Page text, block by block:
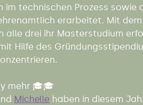
im technischen Prozess
erarbeitet. Mit
alle drei ihr Masterstudium
Hilfe des
mehr 🎓🎓
Michelle haben in diesem